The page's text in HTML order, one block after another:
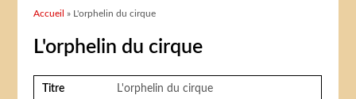
Vous êtes ici
Accueil » L'orphelin du cirque
L'orphelin du cirque
Titre L'orphelin du cirque